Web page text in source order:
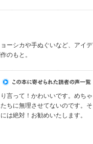
ーシカや手ぬぐいなど、アイデ
のもと。
言って！かわいいです。めちゃ
ちに無理させてないのです。そ
は絶対！お勧めいたします。